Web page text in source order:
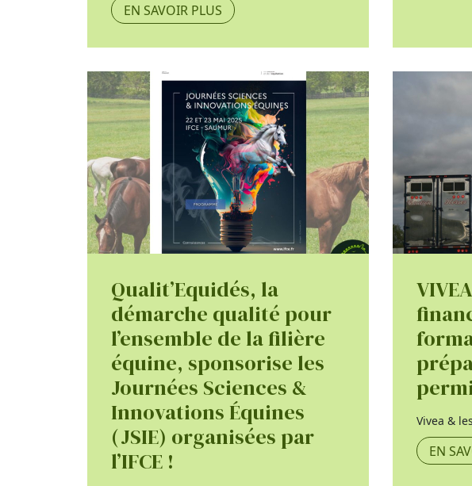
EN SAVOIR PLUS
Qualit’Equidés, la
démarche qualité pour
l’ensemble de la filière
équine, sponsorise les
Journées Sciences &
Innovations Équines
(JSIE) organisées par
l’IFCE !
Vivea &
EN